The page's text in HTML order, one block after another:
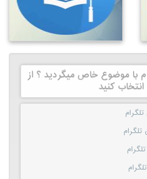
با موضوع خاص میگردید ؟ از
انتخاب کنید
تلگرام